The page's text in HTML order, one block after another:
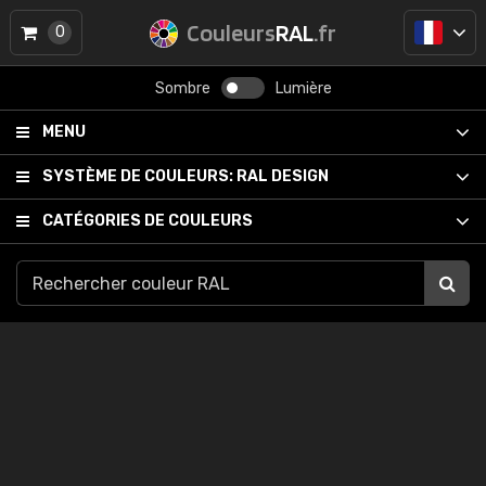
CouleursRAL.fr
Sombre Lumière
MENU
SYSTÈME DE COULEURS: RAL DESIGN
CATÉGORIES DE COULEURS
0